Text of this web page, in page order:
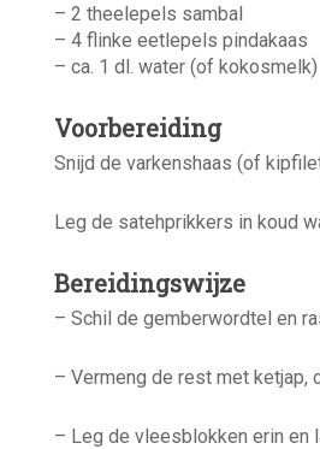
– 2 theelepels sambal
– 4 flinke eetlepels pindakaas
– ca. 1 dl. water (of kokosmelk)
Voorbereiding
Snijd de varkenshaas (of
Leg de satehprikkers in koud
Bereidingswijze
– Schil de gemberwordtel en
– Vermeng de rest met ketjap,
– Leg de vleesblokken erin en